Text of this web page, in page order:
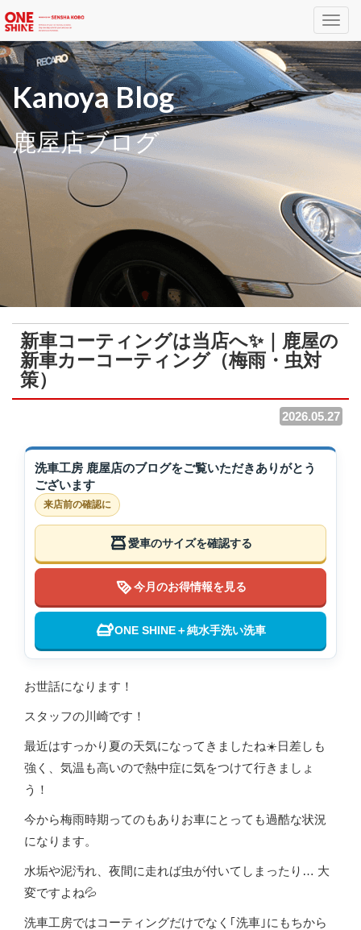
Kanoya Blog
鹿屋店ブログ
新車コーティングは当店へ✨｜鹿屋の
新車カーコーティング（梅雨・虫対
策）
2026.05.27
洗車工房 鹿屋店のブログをご覧いただきありがとう
ございます
来店前の確認に
愛車のサイズを確認する
今月のお得情報を見る
ONE SHINE＋純水手洗い洗車
お世話になります！
スタッフの川崎です！
最近はすっかり夏の天気になってきましたね☀️日差しも
強く、気温も高いので熱中症に気をつけて行きましょ
う！
今から梅雨時期ってのもありお車にとっても過酷な状況
になります。
水垢や泥汚れ、夜間に走れば虫が付いてしまったり… 大
変ですよね💦
洗車工房ではコーティングだけでなく｢洗車｣にもちから